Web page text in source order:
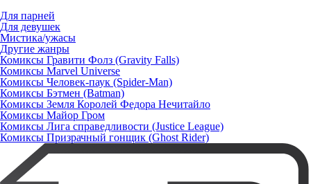
Для парней
Для девушек
Мистика/ужасы
Другие жанры
Комиксы Гравити Фолз (Gravity Falls)
Комиксы Marvel Universe
Комиксы Человек-паук (Spider-Man)
Комиксы Бэтмен (Batman)
Комиксы Земля Королей Федора Нечитайло
Комиксы Майор Гром
Комиксы Лига справедливости (Justice League)
Комиксы Призрачный гонщик (Ghost Rider)